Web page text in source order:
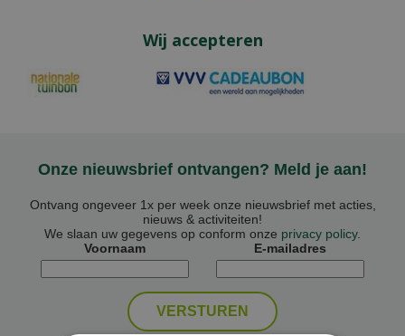
Wij accepteren
Onze nieuwsbrief ontvangen? Meld je aan!
Ontvang ongeveer 1x per week onze nieuwsbrief met acties,
nieuws & activiteiten!
We slaan uw gegevens op conform onze privacy policy.
Voornaam
E-mailadres